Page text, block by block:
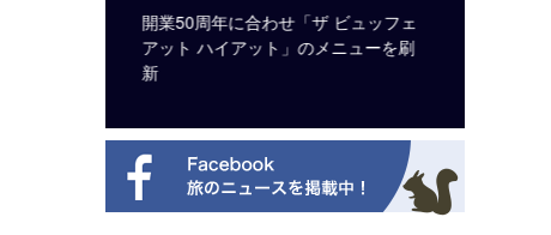
開業50周年に合わせ「ザ ビュッフェ
アット ハイアット」のメニューを刷
新